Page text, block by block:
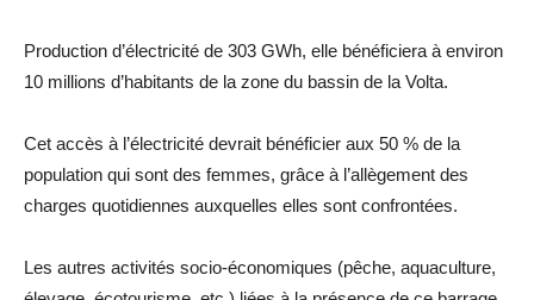
Production d’électricité de 303 GWh, elle bénéficiera à environ
10 millions d’habitants de la zone du bassin de la Volta.
Cet accès à l’électricité devrait bénéficier aux 50 % de la
population qui sont des femmes, grâce à l’allègement des
charges quotidiennes auxquelles elles sont confrontées.
Les autres activités socio-économiques (pêche, aquaculture,